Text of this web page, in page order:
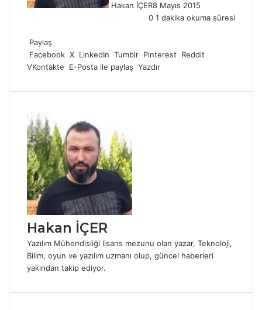
Hakan İÇER8 Mayıs 2015
0 1 dakika okuma süresi
Paylaş
Facebook X LinkedIn Tumblr Pinterest
Reddit
VKontakte
E-Posta ile paylaş Yazdır
Hakan İÇER
Yazılım Mühendisliği lisans mezunu olan yazar, Teknoloji,
Bilim, oyun ve yazılım uzmanı olup, güncel haberleri
yakından takip ediyor.